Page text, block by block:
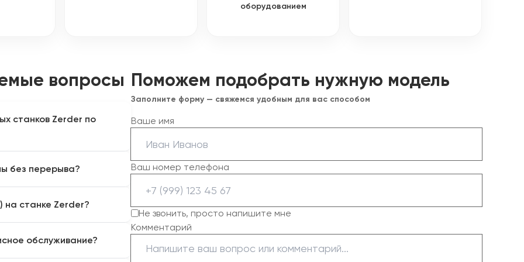
оборудованием
вопросы
станков Zerder по
термообработанная
без перерыва?
24/7. Важно лишь
на станке Zerder?
кабинета, оператор
обслуживание?
Поможем подобрать нужную модель
Заполните форму — свяжемся удобным для вас способом
Ваше имя
Ваш номер телефона
Не звонить, просто напишите мне
Комментарий